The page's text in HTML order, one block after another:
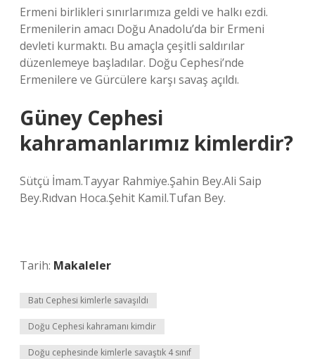
Ermeni birlikleri sınırlarımıza geldi ve halkı ezdi.
Ermenilerin amacı Doğu Anadolu’da bir Ermeni
devleti kurmaktı. Bu amaçla çeşitli saldırılar
düzenlemeye başladılar. Doğu Cephesi’nde
Ermenilere ve Gürcülere karşı savaş açıldı.
Güney Cephesi
kahramanlarımız kimlerdir?
Sütçü İmam.Tayyar Rahmiye.Şahin Bey.Ali Saip
Bey.Rıdvan Hoca.Şehit Kamil.Tufan Bey.
Tarih: Makaleler
Batı Cephesi kimlerle savaşıldı
Doğu Cephesi kahramanı kimdir
Doğu cephesinde kimlerle savaştık 4 sınıf